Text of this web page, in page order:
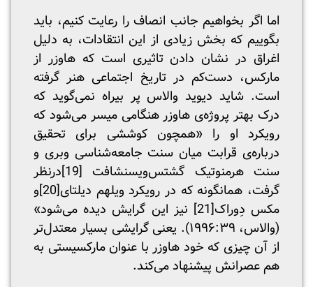
اما اگر بخواهیم جانب انصاف را رعایت کنیم، باید
بگوییم که بخش زیادی از این انتقادات، به دلیل
اغراق در نشان دادن تاثیری است که هاوزر از
مارکس، دست‌کم در تاریخ اجتماعی هنر گرفته
است. شاید دیوید والاس پر بیراه نمی‌گوید که
درک بهتر پروژه‌ی هاوزر هنگامی میسر می‌شود که
رویکرد او را «همچون کوششی برای تحقیق
درباره‌ی قرابت میان سنت جامعه‌شناسی وبری و
سنت هرمنوتیک گشتس‌ویسنشافت [19]
درنظر
گرفت، همانگونه که در رویکرد ویلهم دیلتای[20]
و
مکس دِوراک[21]
نیز این گرایش دیده می‌شود»
(والاس، ۱۹۹۶:۳۹). یعنی گرایشی بسیار معتدل‌تر
از آن چیزی که خود هاوزر با عنوان مارکسیستی به
هم عصرانش پیشنهاد می‌کند.